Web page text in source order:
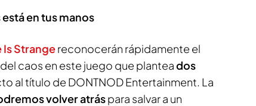
en tus manos
Is Strangereconocerán rápidamente el
caos en este juego que planteados
al título de DONTNOD Entertainment. La
volver atráspara salvar a un